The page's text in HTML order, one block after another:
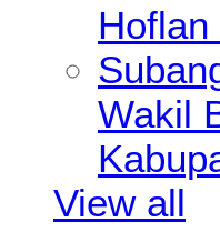
Wakil
View all